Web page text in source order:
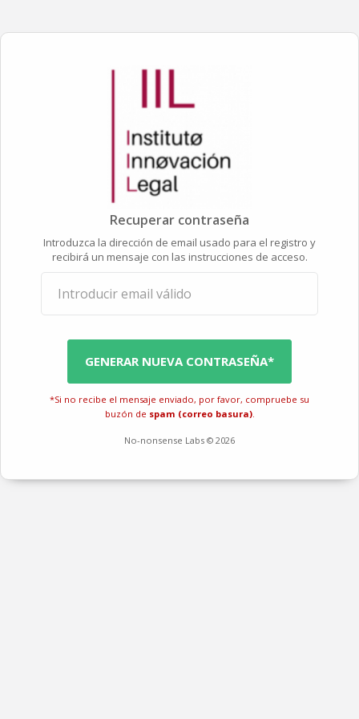
Recuperar contraseña
Introduzca la dirección de email usado para el registro y
recibirá un mensaje con las instrucciones de acceso.
GENERAR NUEVA CONTRASEÑA*
*Si no recibe el mensaje enviado, por favor, compruebe su
buzón de spam (correo basura).
No-nonsense Labs © 2026